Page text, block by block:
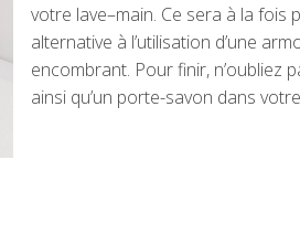
votre lave–main. Ce sera à la fois
alternative à l’utilisation d’une
encombrant. Pour finir, n’oubliez
ainsi qu’un porte-savon dans